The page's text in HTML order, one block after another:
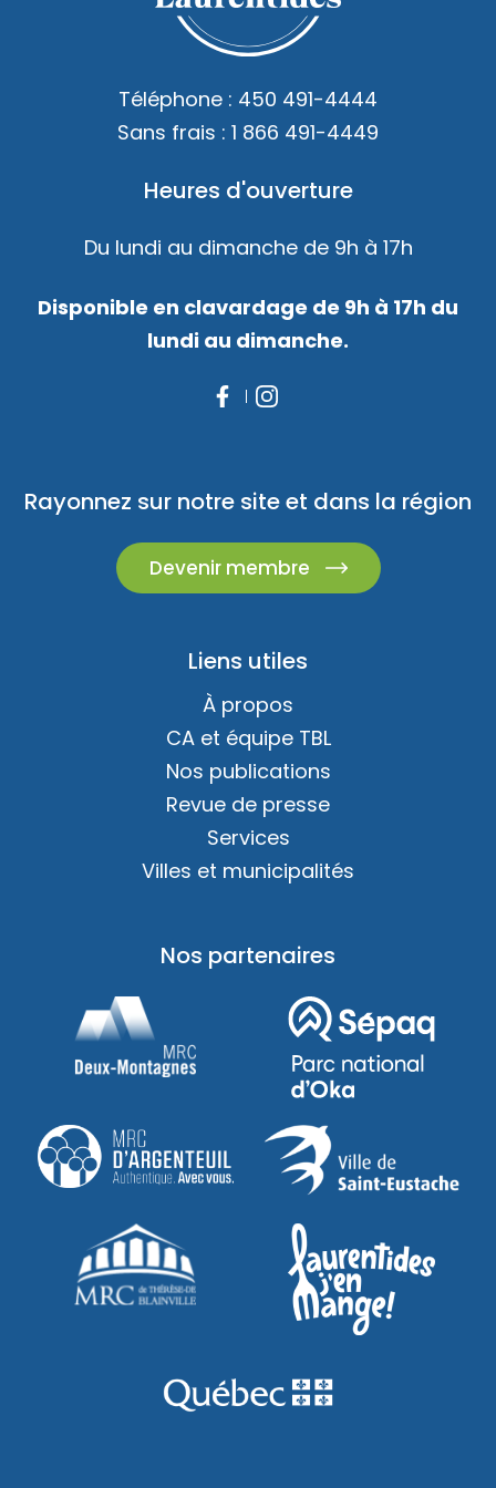
Téléphone : 450 491-4444
Sans frais : 1 866 491-4449
Heures d'ouverture
Du lundi au dimanche de 9h à 17h
Disponible en clavardage de 9h à 17h du
lundi au dimanche.
Rayonnez sur notre site et dans la région
Devenir membre
Liens utiles
À propos
CA et équipe TBL
Nos publications
Revue de presse
Services
Villes et municipalités
Nos partenaires